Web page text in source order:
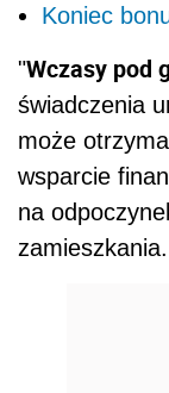
Koniec
"Wczasy pod
świadczenia
może
wsparcie
na
zamieszkania.